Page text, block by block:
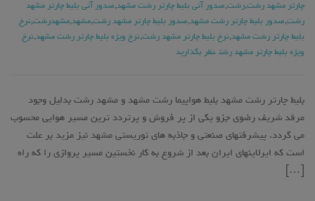
چارتر مشهد رشت,رشت,صدور آنی بلیط چارتر رشت مشهد,صدور آنی بلیط چارتر مشهد
رشت,صدور بلیط چارتر رشت مشهد,صدور بلیط چارتر مشهد رشت,مشهد,مشهدرشت,نرخ
بلیط چارتر رشت مشهد,نرخ بلیط چارتر مشهد رشت,نرخ ویژه بلیط چارتر رشت مشهد,نرخ
ویژه بلیط چارتر مشهد رشت نظر بگذارید
بلیط چارتر رشت مشهد بلیط هواپیما رشت مشهد و مشهد رشت بدلیل وجود
مرقد شریف رضوی جزو یکی از پر فروش و پرتردد ترین مسیر هوایی محسوب
می گردد. پیشرفتهای صنعتی و جاذبه های توریستی مشهد نیز مزید بر علت
است که ایرلاینهای ایران بعد از شروع به کار نخستین مسیر پروازی را که راه
[…]